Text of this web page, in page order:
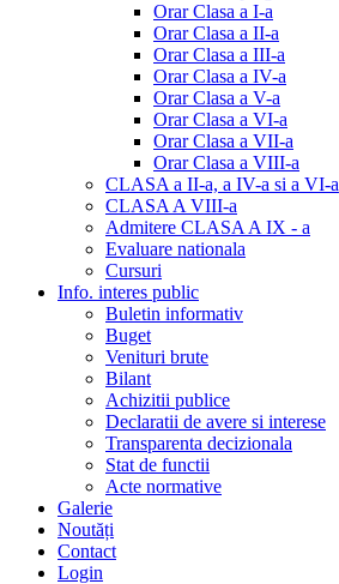
Orar Clasa a I-a
Orar Clasa a II-a
Orar Clasa a III-a
Orar Clasa a IV-a
Orar Clasa a V-a
Orar Clasa a VI-a
Orar Clasa a VII-a
Orar Clasa a VIII-a
CLASA a II-a, a IV-a si a VI-a
CLASA A VIII-a
Admitere CLASA A IX - a
Evaluare nationala
Cursuri
Info. interes public
Buletin informativ
Buget
Venituri brute
Bilant
Achizitii publice
Declaratii de avere si interese
Transparenta decizionala
Stat de functii
Acte normative
Galerie
Noutăți
Contact
Login